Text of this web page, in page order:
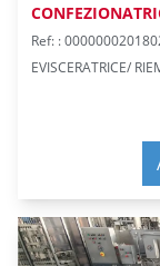
Ref: :
EVISCERATRICE/